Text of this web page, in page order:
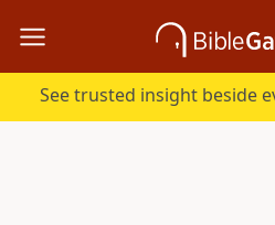
See trusted insight beside